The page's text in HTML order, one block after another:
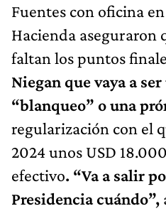
Fuentes con oficina
Hacienda aseguraron
faltan los puntos
Niegan que vaya a
“blanqueo” o una
regularización con el
2024 unos USD
efectivo. “Va a salir
Presidencia cuándo”,